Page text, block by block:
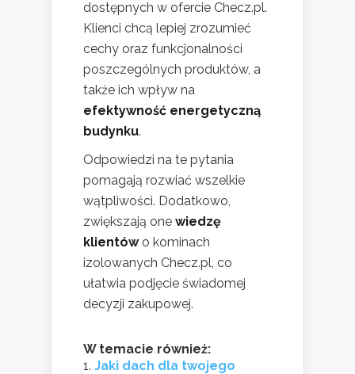
dostępnych w ofercie Checz.pl.
Klienci chcą lepiej zrozumieć
cechy oraz funkcjonalności
poszczególnych produktów, a
także ich wpływ na
efektywność energetyczną
budynku.
Odpowiedzi na te pytania
pomagają rozwiać wszelkie
wątpliwości. Dodatkowo,
zwiększają one wiedzę
klientówo kominach
izolowanych Checz.pl, co
ułatwia podjęcie świadomej
decyzji zakupowej.
W temacie również:
Jaki dach dla twojego